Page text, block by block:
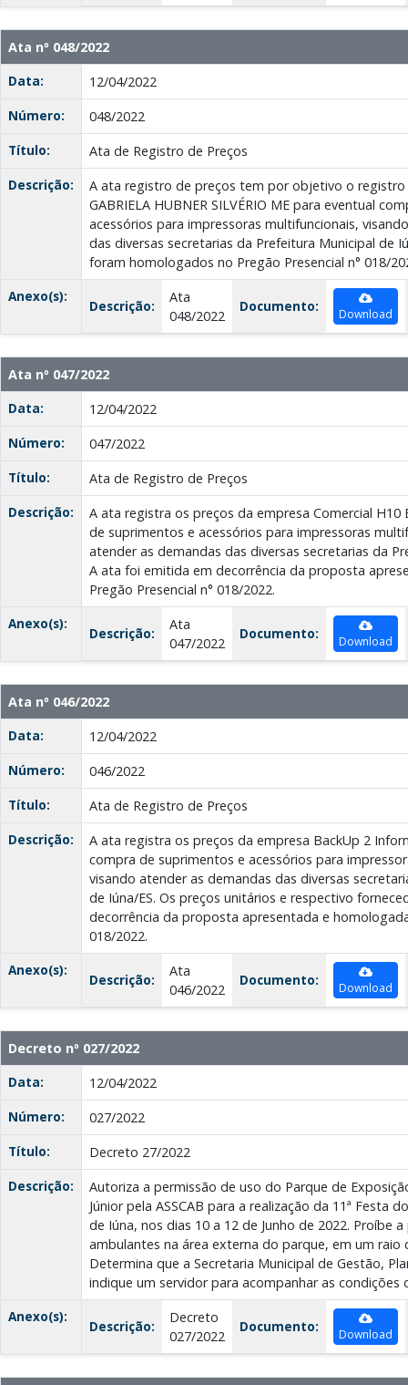
Ata nº 048/2022
Data:
12/04/2022
Número:
048/2022
Título:
Ata de Registro de Preços
Descrição:
A ata registro de preços tem por objetivo o
GABRIELA HUBNER SILVÉRIO ME para eventual
acessórios para impressoras multifuncionais,
das diversas secretarias da Prefeitura Municipal de
foram homologados no Pregão Presencial n° 018/
Anexo(s):
Descrição:
Ata
048/2022
Documento: Download
Ata nº 047/2022
Data:
12/04/2022
Número:
047/2022
Título:
Ata de Registro de Preços
Descrição:
A ata registra os preços da empresa Comercial H10
de suprimentos e acessórios para impressoras
atender as demandas das diversas secretarias da
A ata foi emitida em decorrência da proposta
Pregão Presencial n° 018/2022.
Anexo(s):
Descrição:
Ata
047/2022
Documento: Download
Ata nº 046/2022
Data:
12/04/2022
Número:
046/2022
Título:
Ata de Registro de Preços
Descrição:
A ata registra os preços da empresa BackUp 2
compra de suprimentos e acessórios para
visando atender as demandas das diversas
de Iúna/ES. Os preços unitários e respectivo
decorrência da proposta apresentada e
018/2022.
Anexo(s):
Descrição:
Ata
046/2022
Documento: Download
Decreto nº 027/2022
Data:
12/04/2022
Número:
027/2022
Título:
Decreto 27/2022
Descrição:
Autoriza a permissão de uso do Parque de
Júnior pela ASSCAB para a realização da 11ª Festa
de Iúna, nos dias 10 a 12 de Junho de 2022. Proíbe
ambulantes na área externa do parque, em um raio
Determina que a Secretaria Municipal de Gestão,
indique um servidor para acompanhar as condições
Anexo(s):
Descrição:
Decreto
027/2022
Documento: Download